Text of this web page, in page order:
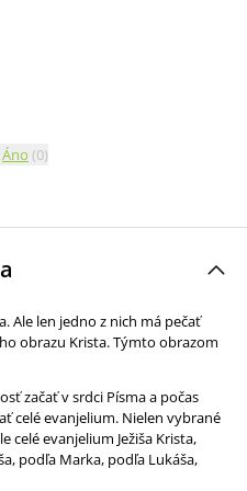
Áno (0)
Ale len jedno z nich má pečať
obrazu Krista. Týmto obrazom
začať v srdci Písma a počas
celé evanjelium. Nielen vybrané
celé evanjelium Ježiša Krista,
podľa Marka, podľa Lukáša,